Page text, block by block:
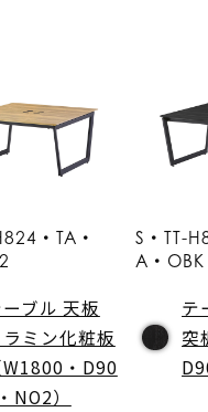
・TA・
ブル 天板
ラミン化粧板
W1800・D90
NO2）
S・TT-
A・OBK
テ
突